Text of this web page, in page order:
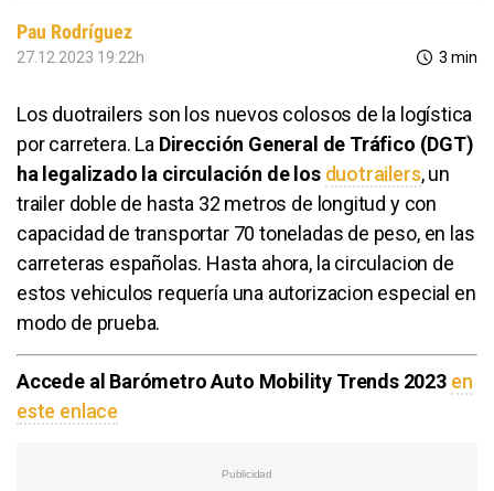
Pau Rodríguez
27.12.2023 19:22h 3 min
Los duotrailers son los nuevos colosos de la logística
por carretera. La Dirección General de Tráfico (DGT)
ha legalizado la circulación de los duotrailers, un
trailer doble de hasta 32 metros de longitud y con
capacidad de transportar 70 toneladas de peso, en las
carreteras españolas. Hasta ahora, la circulacion de
estos vehiculos requería una autorizacion especial en
modo de prueba.
Accede al Barómetro Auto Mobility Trends 2023 en
este enlace